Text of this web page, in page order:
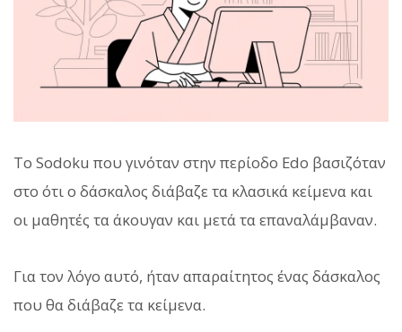
Το Sodoku που γινόταν στην περίοδο Edo βασιζόταν
στο ότι ο δάσκαλος διάβαζε τα κλασικά κείμενα και
οι μαθητές τα άκουγαν και μετά τα επαναλάμβαναν.
Για τον λόγο αυτό, ήταν απαραίτητος ένας δάσκαλος
που θα διάβαζε τα κείμενα.